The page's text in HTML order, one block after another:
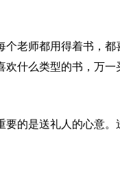
老师都用得着书，
什么类型的书，万一
的是送礼人的心意